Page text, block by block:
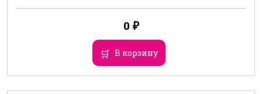
0 ₽
В корзину